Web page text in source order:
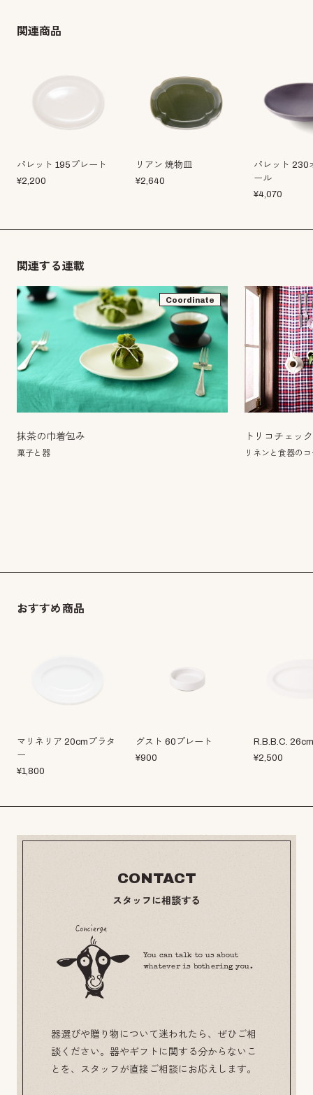
関連商品
パレット 195プレート
¥2,200
リアン 焼物皿
¥2,640
パレット 230
ール
¥4,070
関連する連載
Coordinate
抹茶の巾着包み
菓子と器
トリコチェック
リネンと食器の
おすすめ商品
マリネリア 20cmプラタ
ー
¥1,800
グスト 60プレート
¥900
R.B.B.C.
¥2,500
CONTACT
スタッフに相談する
You can talk to us about
whatever is bothering you.
器選びや贈り物について迷われたら、ぜひご相
談ください。器やギフトに関する分からないこ
とを、スタッフが直接ご相談にお応えします。